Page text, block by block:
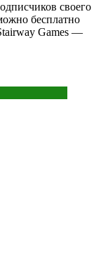
своего
бесплатно
Games —